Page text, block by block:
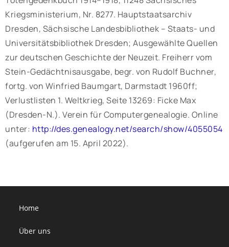
Kriegsministerium, Nr. 8277. Hauptstaatsarchiv
Dresden, Sächsische Landesbibliothek – Staats- und
Universitätsbibliothek Dresden; Ausgewählte Quellen
zur deutschen Geschichte der Neuzeit. Freiherr vom
Stein-Gedächtnisausgabe, begr. von Rudolf Buchner,
fortg. von Winfried Baumgart, Darmstadt 1960ff;
Verlustlisten 1. Weltkrieg, Seite 13269: Ficke Max
(Dresden-N.). Verein für Computergenealogie. Online
unter: http://des.genealogy.net/search/show/4055054
(aufgerufen am 15. April 2022).
Home
Über uns